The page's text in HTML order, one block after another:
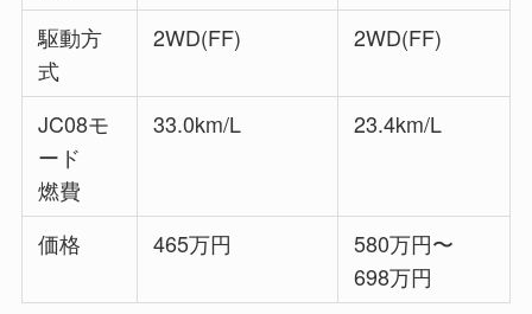
駆動方
式
2WD(FF) 2WD(FF)
JC08モ
ード
燃費
33.0km/L 23.4km/L
価格 465万円
580万円〜
698万円